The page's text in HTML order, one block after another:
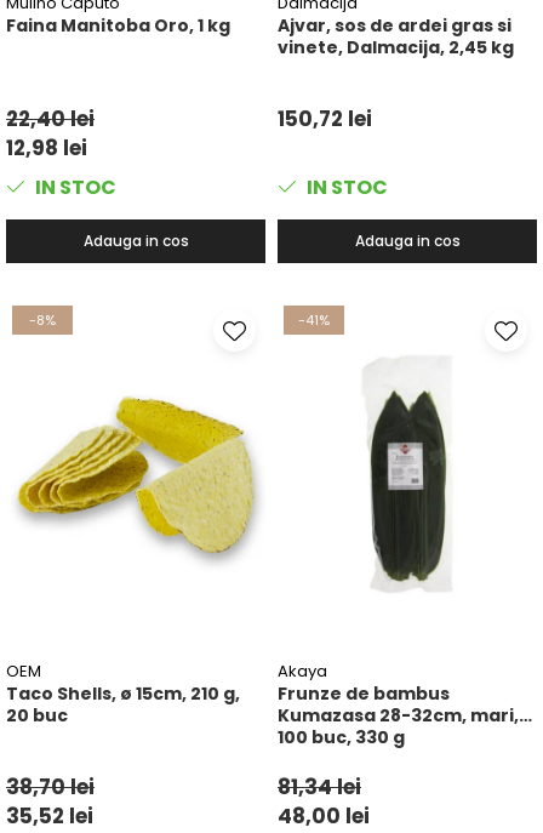
Faina Manitoba Oro, 1 kg
22,40 lei
12,98 lei
IN STOC
Adauga in cos
Ajvar, sos de ardei gras si
vinete, Dalmacija, 2,45 kg
150,72 lei
IN STOC
Adauga in cos
-8%
OEM
Taco Shells, ø 15cm, 210 g,
20 buc
38,70 lei
35,52 lei
-41%
Akaya
Frunze de bambus
Kumazasa 28-32cm, mari,
100 buc, 330 g
81,34 lei
48,00 lei